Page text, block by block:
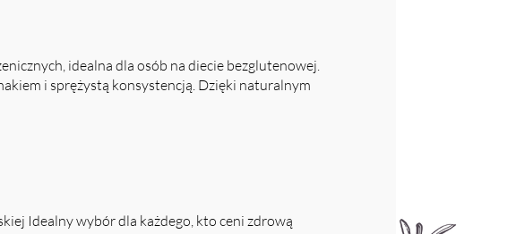
idealna dla osób na diecie bezglutenowej.
i sprężystą konsystencją. Dzięki naturalnym
Idealny wybór dla każdego, kto ceni zdrową